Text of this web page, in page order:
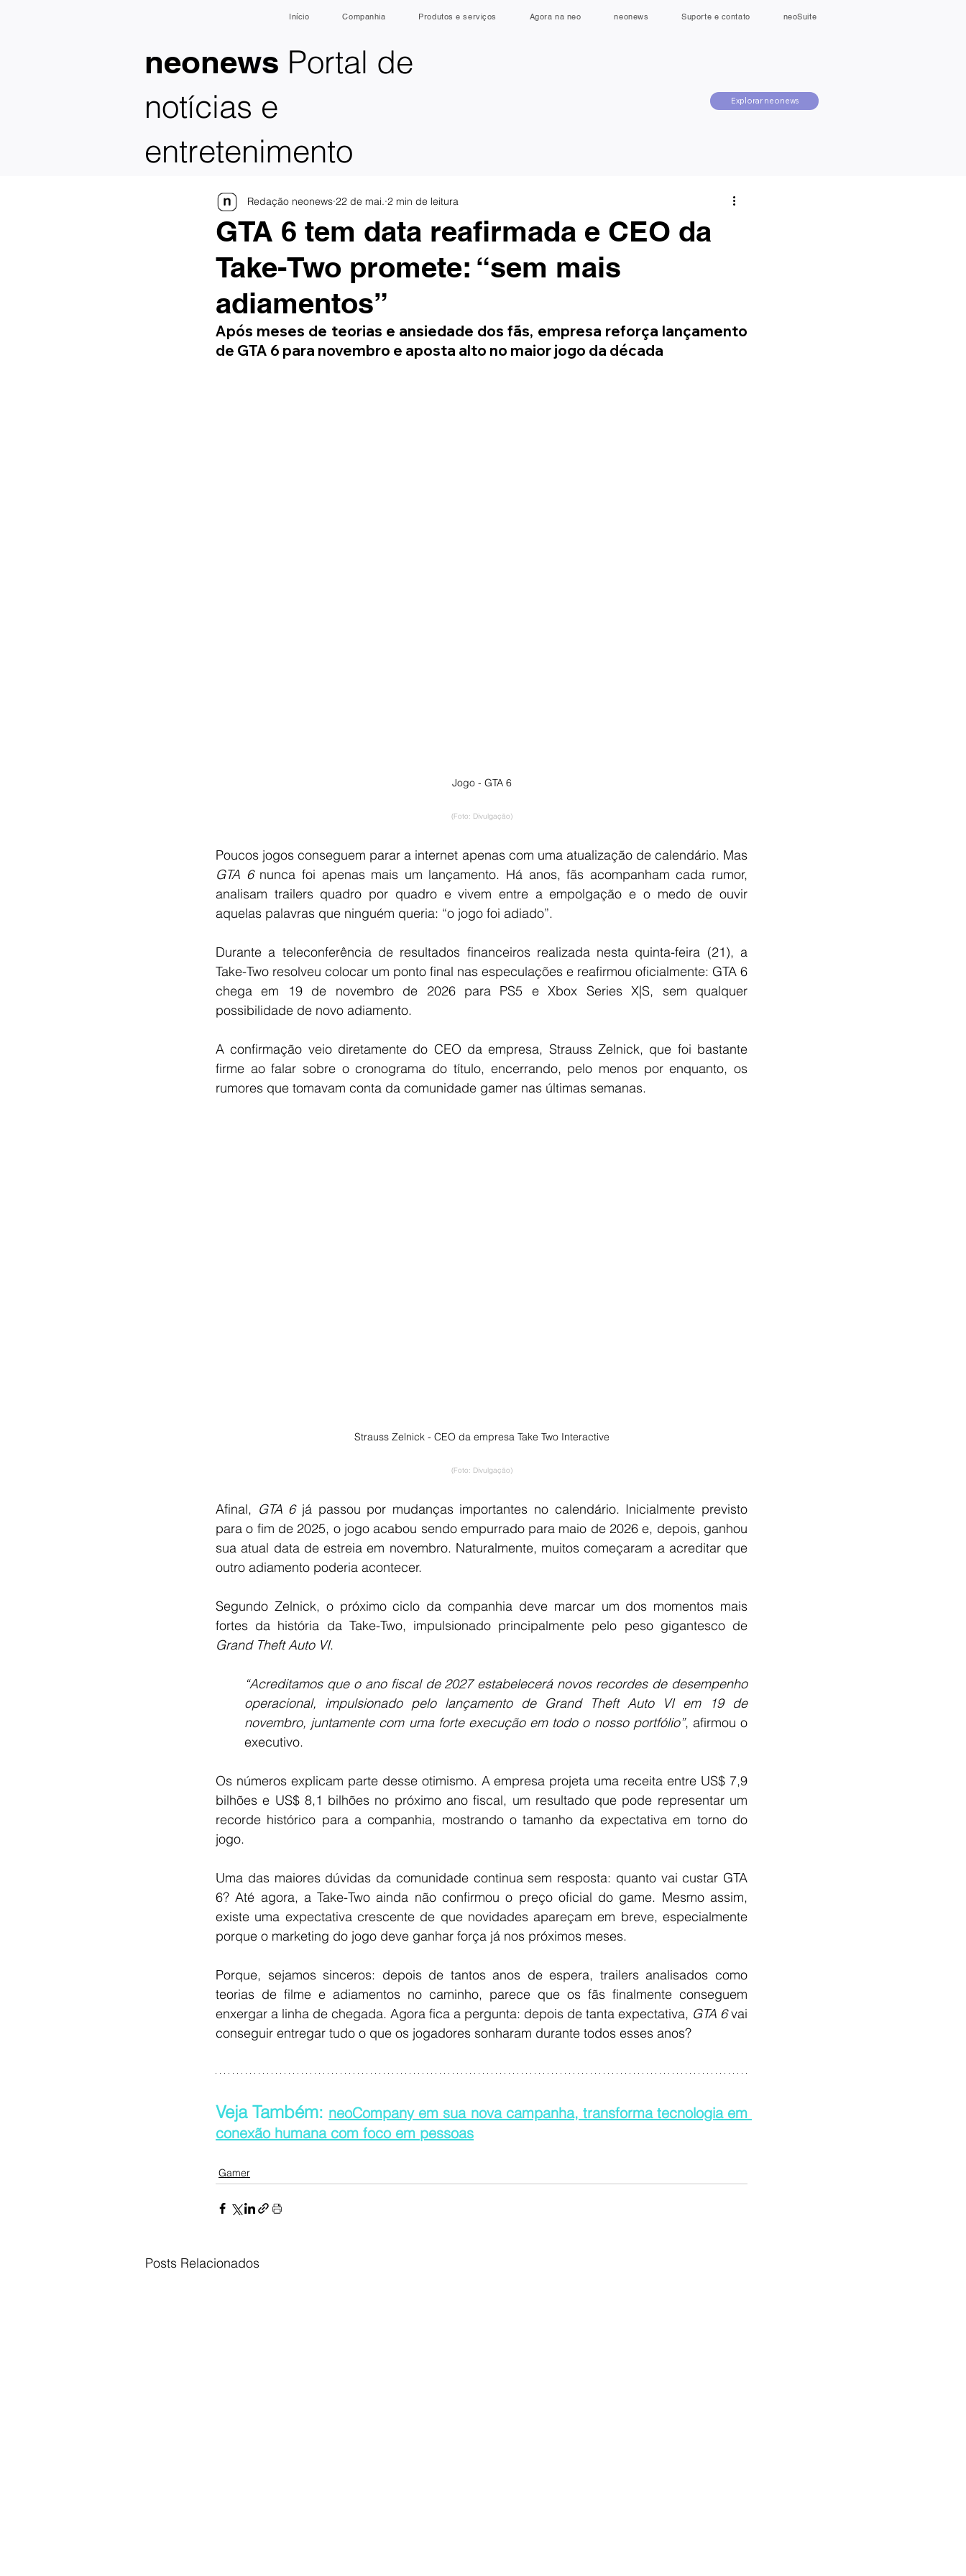
Explorar neonews
neonews Portal de
notícias e
entretenimento
Início Companhia Produtos e serviços Agora na neo neonews Suporte e contato neoSuite
GTA 6 tem data reafirmada e CEO da
Take-Two promete: “sem mais
adiamentos”
Redação neonews 22 de mai. 2 min de leitura
Após meses de teorias e ansiedade dos fãs, empresa reforça lançamento
de GTA 6 para novembro e aposta alto no maior jogo da década
Jogo - GTA 6
(Foto: Divulgação)
GTA 6 nunca foi apenas mais um lançamento. Há anos, fãs acompanham cada rumor,
analisam trailers quadro por quadro e vivem entre a empolgação e o medo de ouvir
aquelas palavras que ninguém queria: “o jogo foi adiado”.
Durante a teleconferência de resultados financeiros realizada nesta quinta-feira (21), a
Take-Two resolveu colocar um ponto final nas especulações e reafirmou oficialmente: GTA 6
chega em 19 de novembro de 2026 para PS5 e Xbox Series X|S, sem qualquer
possibilidade de novo adiamento.
A confirmação veio diretamente do CEO da empresa, Strauss Zelnick, que foi bastante
firme ao falar sobre o cronograma do título, encerrando, pelo menos por enquanto, os
rumores que tomavam conta da comunidade gamer nas últimas semanas.
Strauss Zelnick - CEO da empresa Take Two Interactive
(Foto: Divulgação)
Afinal, GTA 6 já passou por mudanças importantes no calendário. Inicialmente previsto
para o fim de 2025, o jogo acabou sendo empurrado para maio de 2026 e, depois, ganhou
sua atual data de estreia em novembro. Naturalmente, muitos começaram a acreditar que
outro adiamento poderia acontecer.
Segundo Zelnick, o próximo ciclo da companhia deve marcar um dos momentos mais
Grand Theft Auto VI.
“Acreditamos que o ano fiscal de 2027 estabelecerá novos recordes de desempenho
operacional, impulsionado pelo lançamento de Grand Theft Auto VI em 19 de
novembro, juntamente com uma forte execução em todo o nosso portfólio”, afirmou o
executivo.
Os números explicam parte desse otimismo. A empresa projeta uma receita entre US$ 7,9
bilhões e US$ 8,1 bilhões no próximo ano fiscal, um resultado que pode representar um
recorde histórico para a companhia, mostrando o tamanho da expectativa em torno do
jogo.
Uma das maiores dúvidas da comunidade continua sem resposta: quanto vai custar GTA
6? Até agora, a Take-Two ainda não confirmou o preço oficial do game. Mesmo assim,
existe uma expectativa crescente de que novidades apareçam em breve, especialmente
porque o marketing do jogo deve ganhar força já nos próximos meses.
Porque, sejamos sinceros: depois de tantos anos de espera, trailers analisados como
teorias de filme e adiamentos no caminho, parece que os fãs finalmente conseguem
enxergar a linha de chegada. Agora fica a pergunta: depois de tanta expectativa, GTA 6 vai
conseguir entregar tudo o que os jogadores sonharam durante todos esses anos?
Veja Também: neoCompany em sua nova campanha, transforma tecnologia em
conexão humana com foco em pessoas
Gamer
Posts Relacionados